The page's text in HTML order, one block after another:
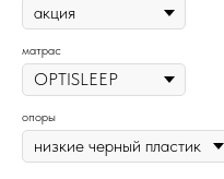
матрас
опоры